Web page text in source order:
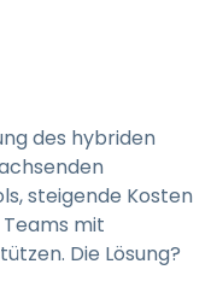
des hybriden
steigende Kosten
mit
Die Lösung?